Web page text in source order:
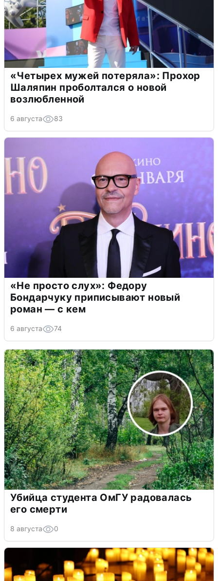
«Четырех мужей потеряла»: Прохор
Шаляпин проболтался о новой
возлюбленной
6 августа 83
«Не просто слух»: Федору
Бондарчуку приписывают новый
роман — с кем
6 августа 74
Убийца студента ОмГУ радовалась
его смерти
8 августа 0